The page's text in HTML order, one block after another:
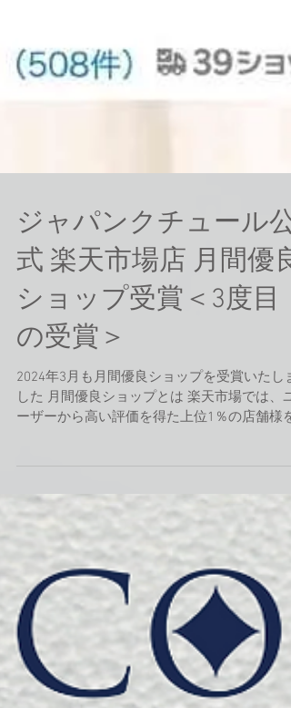
ジャパンクチュール公
式 楽天市場店 月間優良
ショップ受賞＜3度目
の受賞＞
ーザーから高い評価を得た上位1％の店舗様を
月間優良ショップとして毎月表彰されていま
受賞履歴 2023年11月 2024年1月 2024年3月 ジ
ャパンクチュール公式ショップURL...